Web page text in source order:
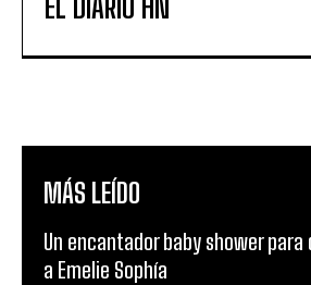
EL DIARIO HN
MÁS LEÍDO
Un encantador baby shower para
a Emelie Sophía